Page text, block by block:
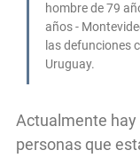
hombre de 79
años -
las defunciones
Uruguay.
Actualmente hay
personas que